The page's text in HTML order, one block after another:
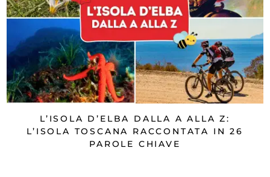
L’ISOLA D’ELBA DALLA A ALLA Z:
L’ISOLA TOSCANA RACCONTATA IN 26
PAROLE CHIAVE